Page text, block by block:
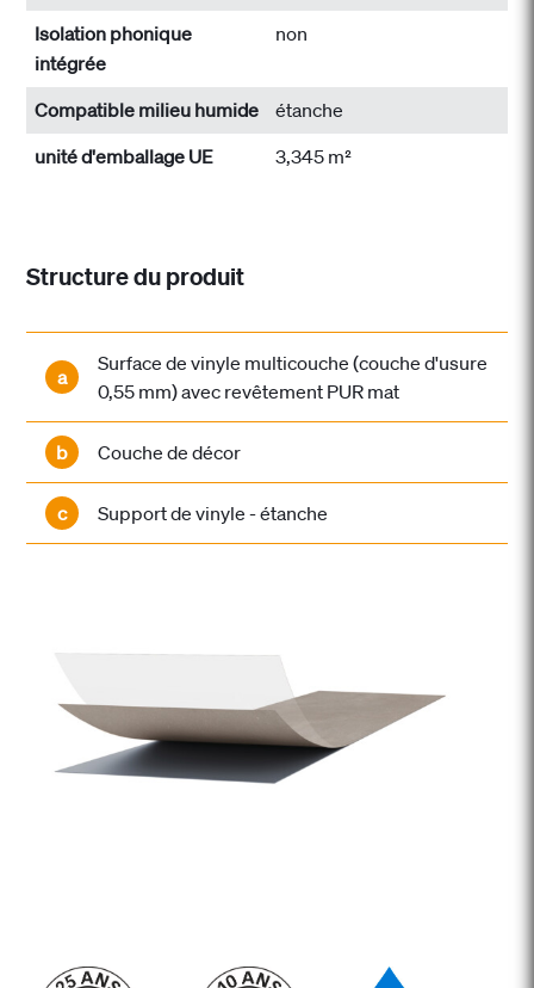
Isolation phonique
intégrée
non
Compatible milieu humide
étanche
unité d'emballage UE
3,345 m²
Structure du produit
a
Surface de vinyle multicouche (couche d'usure
0,55 mm) avec revêtement PUR mat
b Couche de décor
c Support de vinyle - étanche